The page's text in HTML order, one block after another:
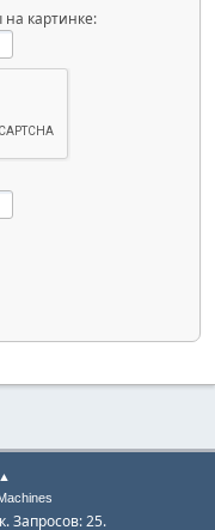
картинке:
Запросов: 25.